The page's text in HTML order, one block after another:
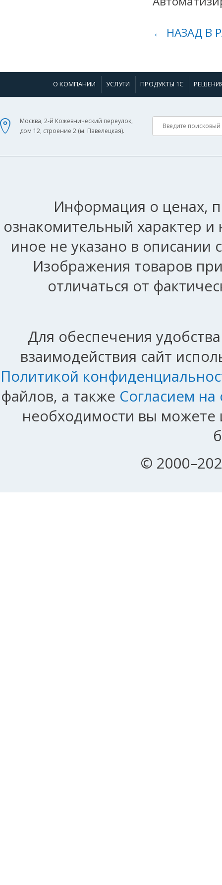
← НАЗАД В
О КОМПАНИИ УСЛУГИ ПРОДУКТЫ 1С
Москва, 2-й Кожевнический переулок,
дом 12, строение 2 (м. Павелецкая).
Информация о ценах,
ознакомительный характер
иное не указано в описании
Изображения товаров
отличаться от
Для обеспечения
взаимодействия сайт
Политикой
файлов, а также Согласием
необходимости вы можете
©